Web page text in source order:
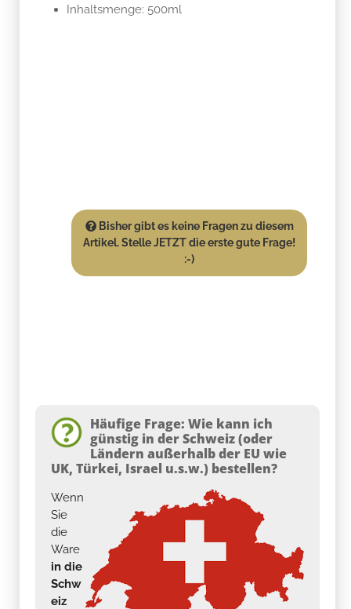
Inhaltsmenge: 500ml
Bisher gibt es keine Fragen zu diesem
Artikel. Stelle JETZT die erste gute Frage!
:-)
Häufige Frage: Wie kann ich
günstig in der Schweiz (oder
Ländern außerhalb der EU wie
UK, Türkei, Israel u.s.w.) bestellen?
Wenn
Sie
die
Ware
in die
Schw
eiz